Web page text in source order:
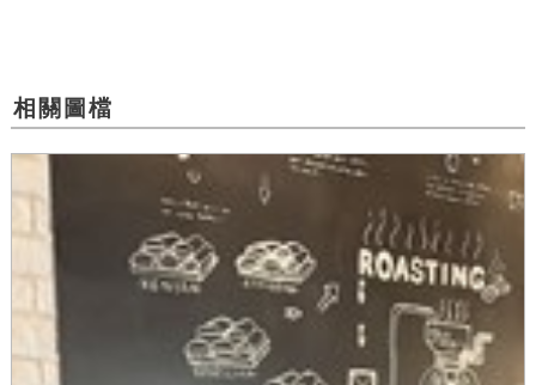
相關圖檔